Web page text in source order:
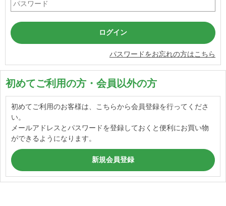
パスワードをお忘れの方はこちら
初めてご利用の方・会員以外の方
初めてご利用のお客様は、こちらから会員登録を行ってくださ
い。
メールアドレスとパスワードを登録しておくと便利にお買い物
ができるようになります。